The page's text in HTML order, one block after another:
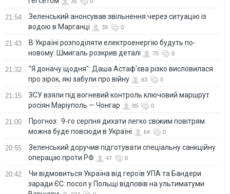
21:54
Зеленський анонсував звільнення через ситуацію із
водою в Марганці
39 0
21:43
В Україні розподіляти електроенергію будуть по-
новому: Шмигаль розкрив деталі
70 0
21:32
"Я доначу щодня": Даша Астаф'єва різко висловилася
про зірок, які забули про війну
63 0
21:15
ЗСУ взяли під вогневий контроль ключовий маршрут
росіян Маріуполь — Чонгар
95 0
21:00
Прогноз: 9-го серпня дихати легко свіжим повітрям
можна буде повсюди в Україні
64 0
20:55
Зеленський доручив підготувати спеціальну санкційну
операцію проти РФ
47 0
20:42
Чи відмовиться Україна від героїв УПА та Бандери
заради ЄС: посол у Польщі відповів на ультиматуми